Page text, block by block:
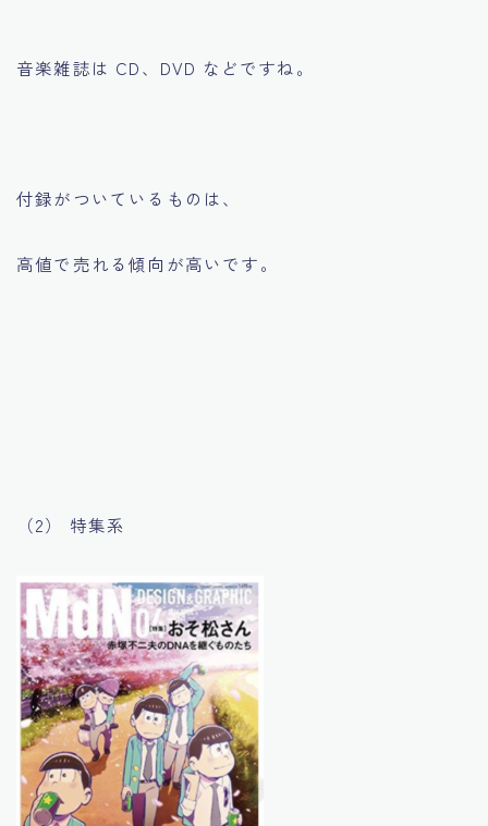
音楽雑誌は CD、DVD などですね。
付録がついているものは、
高値で売れる傾向が高いです。
（2） 特集系